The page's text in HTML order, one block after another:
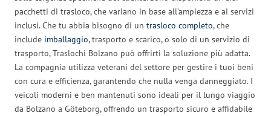
pacchetti di trasloco, che variano in base all’ampiezza e ai servizi
inclusi. Che tu abbia bisogno di un trasloco completo, che
include imballaggio, trasporto e scarico, o solo di un servizio di
trasporto, Traslochi Bolzano può offrirti la soluzione più adatta.
La compagnia utilizza veterani del settore per gestire i tuoi beni
con cura e efficienza, garantendo che nulla venga danneggiato. I
veicoli moderni e ben mantenuti sono ideali per il lungo viaggio
da Bolzano a Göteborg, offrendo un trasporto sicuro e affidabile